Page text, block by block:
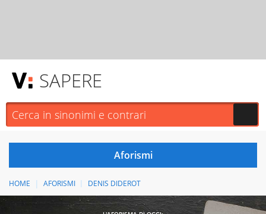
SAPERE
HOME AFORISMI DENIS DIDEROT